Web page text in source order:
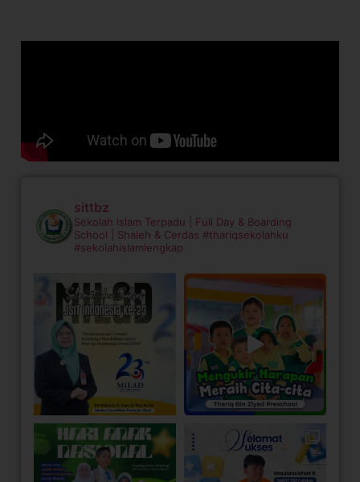
sittbz
Sekolah Islam Terpadu | Full Day & Boarding
School | Shaleh & Cerdas #thariqsekolahku
#sekolahislamlengkap